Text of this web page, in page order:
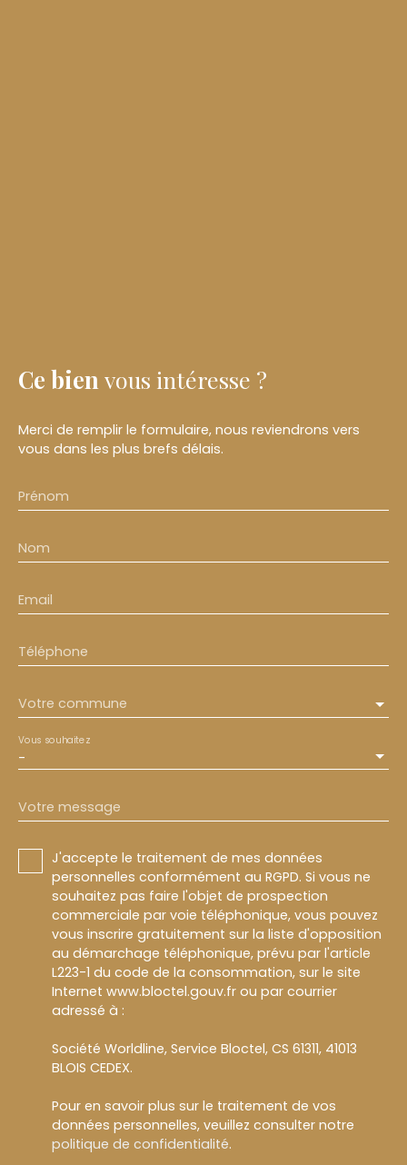
Ce bien vous intéresse ?
Merci de remplir le formulaire, nous reviendrons vers
vous dans les plus brefs délais.
Prénom
Nom
Email
Téléphone
Votre commune
-
Vous souhaitez
Votre message
J'accepte le traitement de mes données
personnelles conformément au RGPD. Si vous ne
souhaitez pas faire l'objet de prospection
commerciale par voie téléphonique, vous pouvez
vous inscrire gratuitement sur la liste d'opposition
au démarchage téléphonique, prévu par l'article
L223-1 du code de la consommation, sur le site
Internet www.bloctel.gouv.fr ou par courrier
adressé à :
Société Worldline, Service Bloctel, CS 61311, 41013
BLOIS CEDEX.
Pour en savoir plus sur le traitement de vos
données personnelles, veuillez consulter notre
politique de confidentialité.